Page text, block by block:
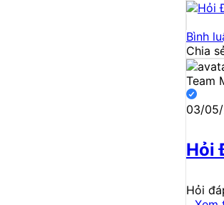
Bình
Chia
Team
03/
Hỏi
Hỏi